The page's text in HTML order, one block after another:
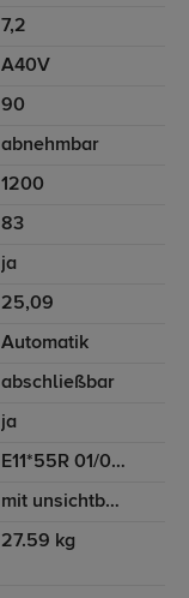
7,2
A40V
90
abnehmbar
1200
83
ja
25,09
Automatik
abschließbar
ja
E11*55R 01/06 00000
mit unsichtbarem Ausschnitt für Stoßstange
27.59 kg